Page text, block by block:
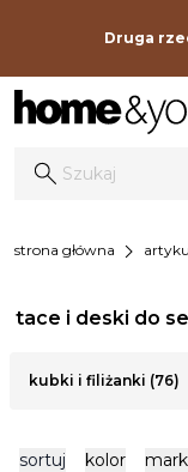
Druga
strona główna chevron_right
tace i deski do
kubki i filiżanki (76)
sortuj kolor